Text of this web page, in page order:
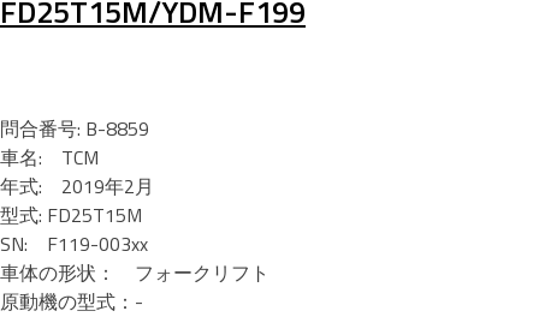
FD25T15M/YDM-F199
問合番号: B-8859
車名: TCM
年式: 2019年2月
型式: FD25T15M
SN: F119-003xx
車体の形状： フォークリフト
原動機の型式：-